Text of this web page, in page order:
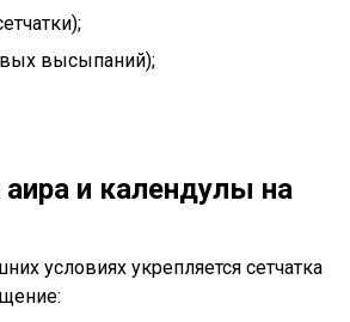
высыпаний);
и календулы на
условиях укрепляется сетчатка